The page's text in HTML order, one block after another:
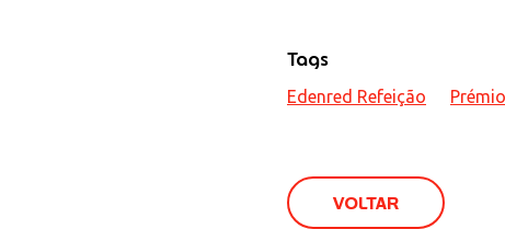
Tags
Edenred Refeição
VOLTAR